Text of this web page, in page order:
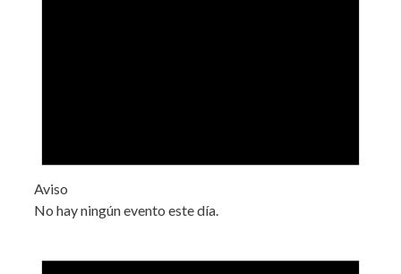
Aviso
No hay ningún evento este día.